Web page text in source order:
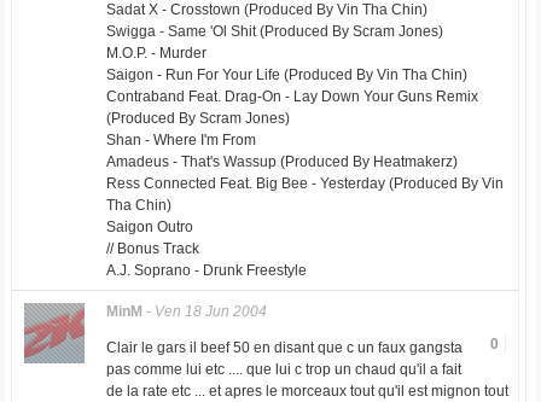
Sadat X - Crosstown (Produced By Vin Tha Chin)
Swigga - Same 'Ol Shit(Produced By Scram Jones)
M.O.P. - Murder
Saigon - Run For Your Life (Produced By Vin Tha Chin)
Contraband Feat. Drag-On - Lay Down Your Guns Remix
(Produced By Scram Jones)
Shan - Where I'm From
Amadeus - That's Wassup (Produced By Heatmakerz)
Ress Connected Feat. Big Bee - Yesterday (Produced By Vin
Tha Chin)
Saigon Outro
// Bonus Track
A.J. Soprano - Drunk Freestyle
MinM - Ven 18 Jun 2004
0
Clair le gars il beef 50 en disant que c un faux gangsta
pas comme lui etc .... que lui c trop un chaud qu'il a fait
de la rate etc ... et apres le morceaux tout qu'il est mignon tout